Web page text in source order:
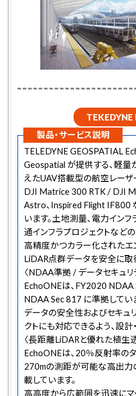
製品・サービス説明
TELEDYNE GEOSPATIAL
Geospatial が提供する、軽量
えたUAV搭載型の航空レーザ
DJI Matrice 300 RTK / DJI
Astro、Inspired Flight IF800
います。土地測量、電力イン
通インフラプロジェクトなど
高精度かつカラー化されたエ
LiDAR点群データを安全に取
〈NDAA準拠 / データセキュリ
EchoONEは、FY2020
NDAA Sec 817 に準拠してい
データの安全性およびセキュ
クトにも対応できるよう、設計
〈長距離LiDARと優れた植生
EchoONEは、20％反射率の
270mの測距が可能な高出力
載しています。
高高度から広範囲を迅速にマ